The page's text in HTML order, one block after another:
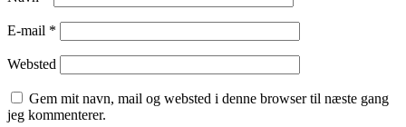
E-mail *
Websted
Gem mit navn, mail og websted i denne browser til næste gang
jeg kommenterer.